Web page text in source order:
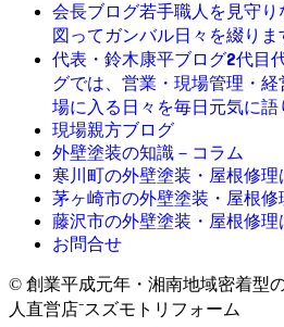
会長ブログ若手職人を見守
図ってガンバル日々を綴りま
代表・鈴木康平ブログ2代目
グでは、営業・現場管理・
場に入る日々を毎日元気に語
現場親方ブログ
外壁塗装の知識－コラム
寒川町の外壁塗装・屋根修理
茅ヶ崎市の外壁塗装・屋根修
藤沢市の外壁塗装・屋根修理
お問合せ
© 創業平成元年・湘南地域密着型
人直営店⁻スズモトリフォーム